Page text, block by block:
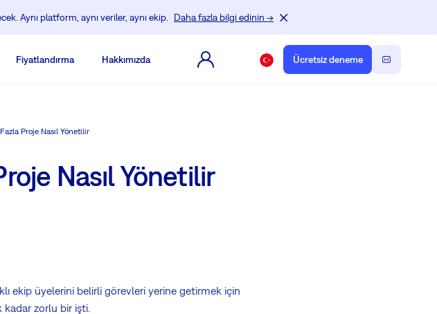
Aynı platform, aynı veriler, aynı ekip. Daha fazla bilgi edinin →
Fiyatlandırma Hakkımızda Ücretsiz deneme
Proje Nasıl Yönetilir
Nasıl Yönetilir
ekip üyelerini belirli görevleri yerine getirmek için
zorlu bir işti.